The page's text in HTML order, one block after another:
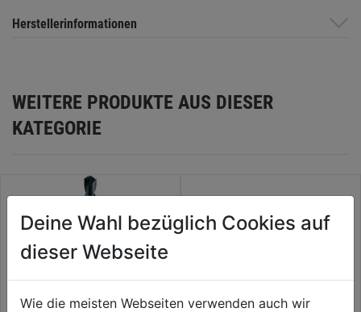
Herstellerinformationen
WEITERE PRODUKTE AUS DIESER
KATEGORIE
Deine Wahl bezüglich Cookies auf
dieser Webseite
Wie die meisten Webseiten verwenden auch wir